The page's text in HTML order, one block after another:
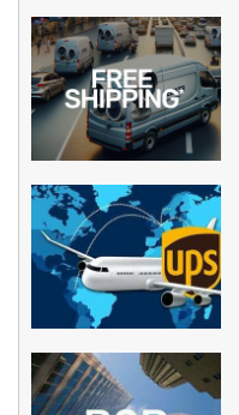
Publicatiedatum